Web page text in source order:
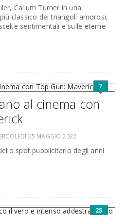
Callum Turner in una
classico dei triangoli amorosi,
sentimentali e sulle eterne
7
al cinema con
25 MAGGIO 2022
spot pubblicitario degli anni
25